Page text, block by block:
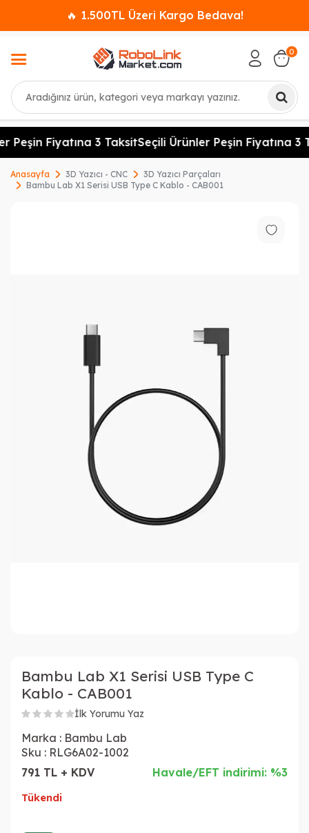
🔥 1.500TL Üzeri Kargo Bedava!
Ara
0
Peşin Fiyatına 3 TaksitSeçili Ürünler Peşin Fiyatına 3
Anasayfa 3D Yazıcı - CNC
3D Yazıcı Parçaları
Bambu Lab X1 Serisi USB Type C Kablo - CAB001
Bambu Lab X1 Serisi USB Type C
Kablo - CAB001
İlk Yorumu Yaz
Marka : Bambu Lab
Sku : RLG6A02-1002
791 TL + KDV
Havale/EFT indirimi: %3
Tükendi